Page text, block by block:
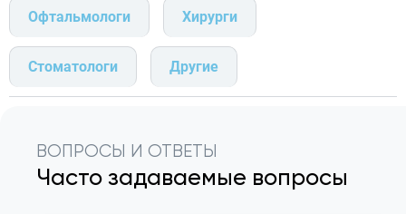
Офтальмологи Хирурги
Стоматологи Другие
ВОПРОСЫ И ОТВЕТЫ
Часто задаваемые вопросы